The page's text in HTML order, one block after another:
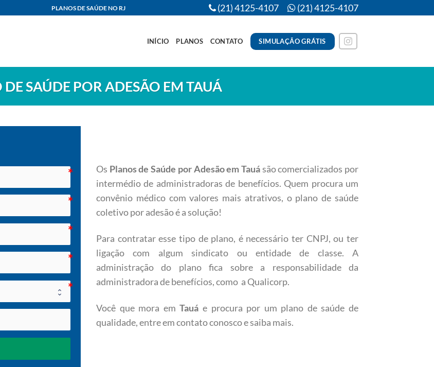
PLANOS DE SAÚDE NO RJ (21) 4125-4107 (21) 4125-4107
INÍCIO PLANOS CONTATO SIMULAÇÃO GRÁTIS
SAÚDE POR ADESÃO EM TAUÁ
Os Planos de Saúde por Adesão em Tauásão comercializados por
intermédio de administradoras de benefícios. Quem procura um
convênio médico com valores mais atrativos, o plano de saúde
coletivo por adesão é a solução!
Para contratar esse tipo de plano, é necessário ter CNPJ, ou ter
ligação com algum sindicato ou entidade de classe. A
administração do plano fica sobre a responsabilidade da
administradora de benefícios, como a Qualicorp.
Você que mora emTauá e procura por um plano de saúde de
qualidade, entre em contato conosco e saiba mais.